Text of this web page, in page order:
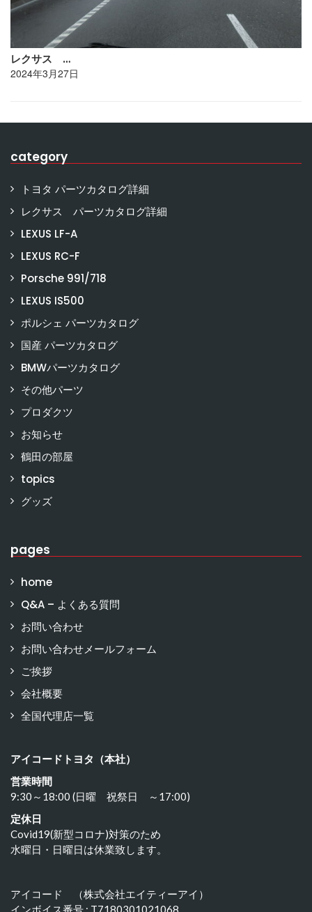
レクサス …
2024年3月27日
category
トヨタ パーツカタログ詳細
レクサス パーツカタログ詳細
LEXUS LF-A
LEXUS RC-F
Porsche 991/718
LEXUS IS500
ポルシェ パーツカタログ
国産 パーツカタログ
BMWパーツカタログ
その他パーツ
プロダクツ
お知らせ
鶴田の部屋
topics
グッズ
pages
home
Q&A – よくある質問
お問い合わせ
お問い合わせメールフォーム
ご挨拶
会社概要
全国代理店一覧
アイコードトヨタ（本社）
営業時間
9:30～18:00 (日曜 祝祭日 ～17:00)
定休日
Covid19(新型コロナ)対策のため
水曜日・日曜日は休業致します。
アイコード （株式会社エイティーアイ）
インボイス番号 : T7180301021068